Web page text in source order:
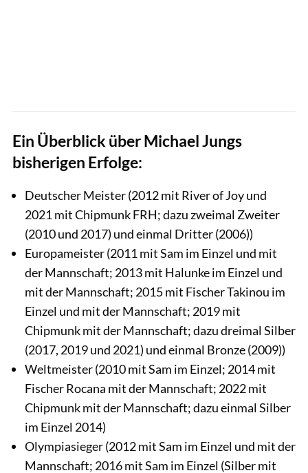
Ein Überblick über Michael Jungs
bisherigen Erfolge:
Deutscher Meister (2012 mit River of Joy und
2021 mit Chipmunk FRH; dazu zweimal Zweiter
(2010 und 2017) und einmal Dritter (2006))
Europameister (2011 mit Sam im Einzel und mit
der Mannschaft; 2013 mit Halunke im Einzel und
mit der Mannschaft; 2015 mit Fischer Takinou im
Einzel und mit der Mannschaft; 2019 mit
Chipmunk mit der Mannschaft; dazu dreimal Silber
(2017, 2019 und 2021) und einmal Bronze (2009))
Weltmeister (2010 mit Sam im Einzel; 2014 mit
Fischer Rocana mit der Mannschaft; 2022 mit
Chipmunk mit der Mannschaft; dazu einmal Silber
im Einzel 2014)
Olympiasieger (2012 mit Sam im Einzel und mit der
Mannschaft; 2016 mit Sam im Einzel (Silber mit